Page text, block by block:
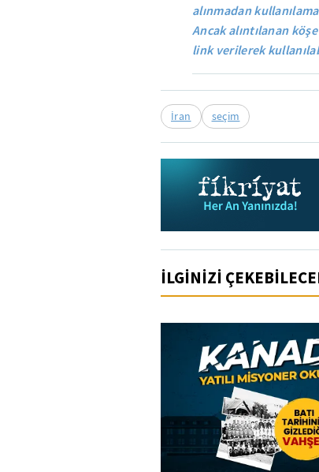
alınmadan
Ancak alıntılanan
link verilerek
İran seçim
İLGİNİZİ